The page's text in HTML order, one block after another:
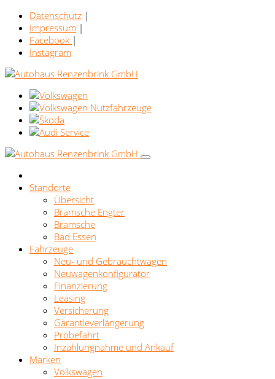
Datenschutz |
Impressum |
Facebook |
Instagram
Standorte
Übersicht
Bramsche Engter
Bramsche
Bad Essen
Fahrzeuge
Neu- und Gebrauchtwagen
Neuwagenkonfigurator
Finanzierung
Leasing
Versicherung
Garantieverlängerung
Probefahrt
Inzahlungnahme und Ankauf
Marken
Volkswagen